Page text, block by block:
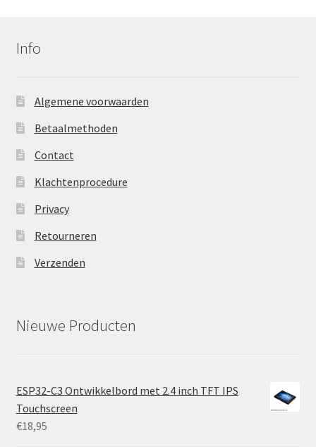
Info
Algemene voorwaarden
Betaalmethoden
Contact
Klachtenprocedure
Privacy
Retourneren
Verzenden
Nieuwe Producten
ESP32-C3 Ontwikkelbord met 2.4 inch TFT IPS
Touchscreen
€18,95